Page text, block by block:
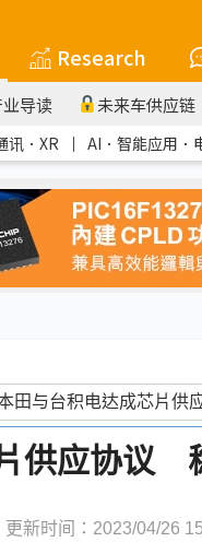
Research
业导读 未来车供应链
讯．XR ｜ AI．智能应用．
供应协议
更新时间：2023/04/26